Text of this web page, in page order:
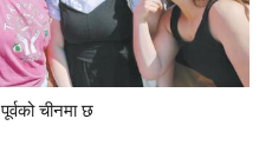
चीनमा छ